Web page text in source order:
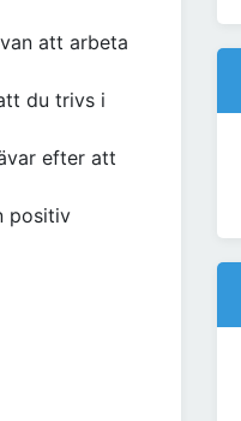
att arbeta
du trivs i
efter att
positiv